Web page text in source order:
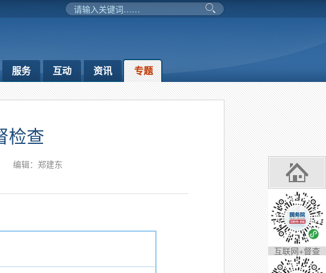
服务 互动 资讯 专题
检查
编辑：郑建东
互联网+督查